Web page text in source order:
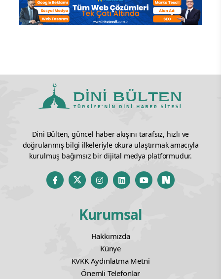
Dini Bülten, güncel haber akışını tarafsız, hızlı ve
doğrulanmış bilgi ilkeleriyle okura ulaştırmak amacıyla
kurulmuş bağımsız bir dijital medya platformudur.
Kurumsal
Hakkımızda
Künye
KVKK Aydınlatma Metni
Önemli Telefonlar